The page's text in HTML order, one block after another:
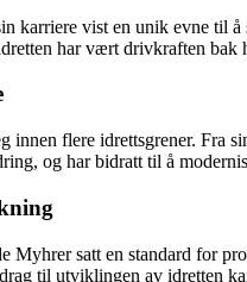
karriere vist en unik evne til
har vært drivkraften bak
innen flere idrettsgrener. Fra
og har bidratt til å
Myhrer satt en standard for
til utviklingen av idretten